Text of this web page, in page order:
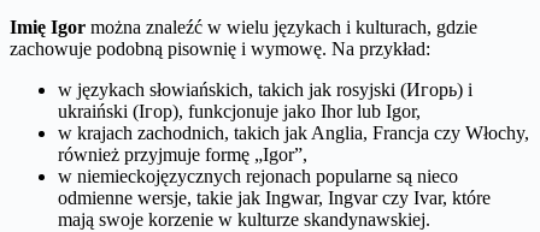
Imię Igor można znaleźć w wielu językach i kulturach, gdzie
zachowuje podobną pisownię i wymowę. Na przykład:
w językach słowiańskich, takich jak rosyjski (Игорь) i
ukraiński (Ігор), funkcjonuje jako Ihor lub Igor,
w krajach zachodnich, takich jak Anglia, Francja czy Włochy,
również przyjmuje formę „Igor”,
w niemieckojęzycznych rejonach popularne są nieco
odmienne wersje, takie jak Ingwar, Ingvar czy Ivar, które
mają swoje korzenie w kulturze skandynawskiej.